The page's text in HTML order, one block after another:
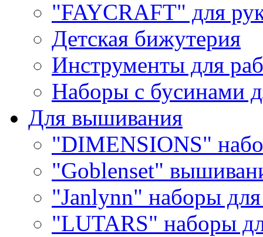
"FAYCRAFT" для
Детская бижутерия
Инструменты для
Наборы с бусинами
Для вышивания
"DIMENSIONS"
"Goblenset"
"Janlynn" наборы
"LUTARS" наборы